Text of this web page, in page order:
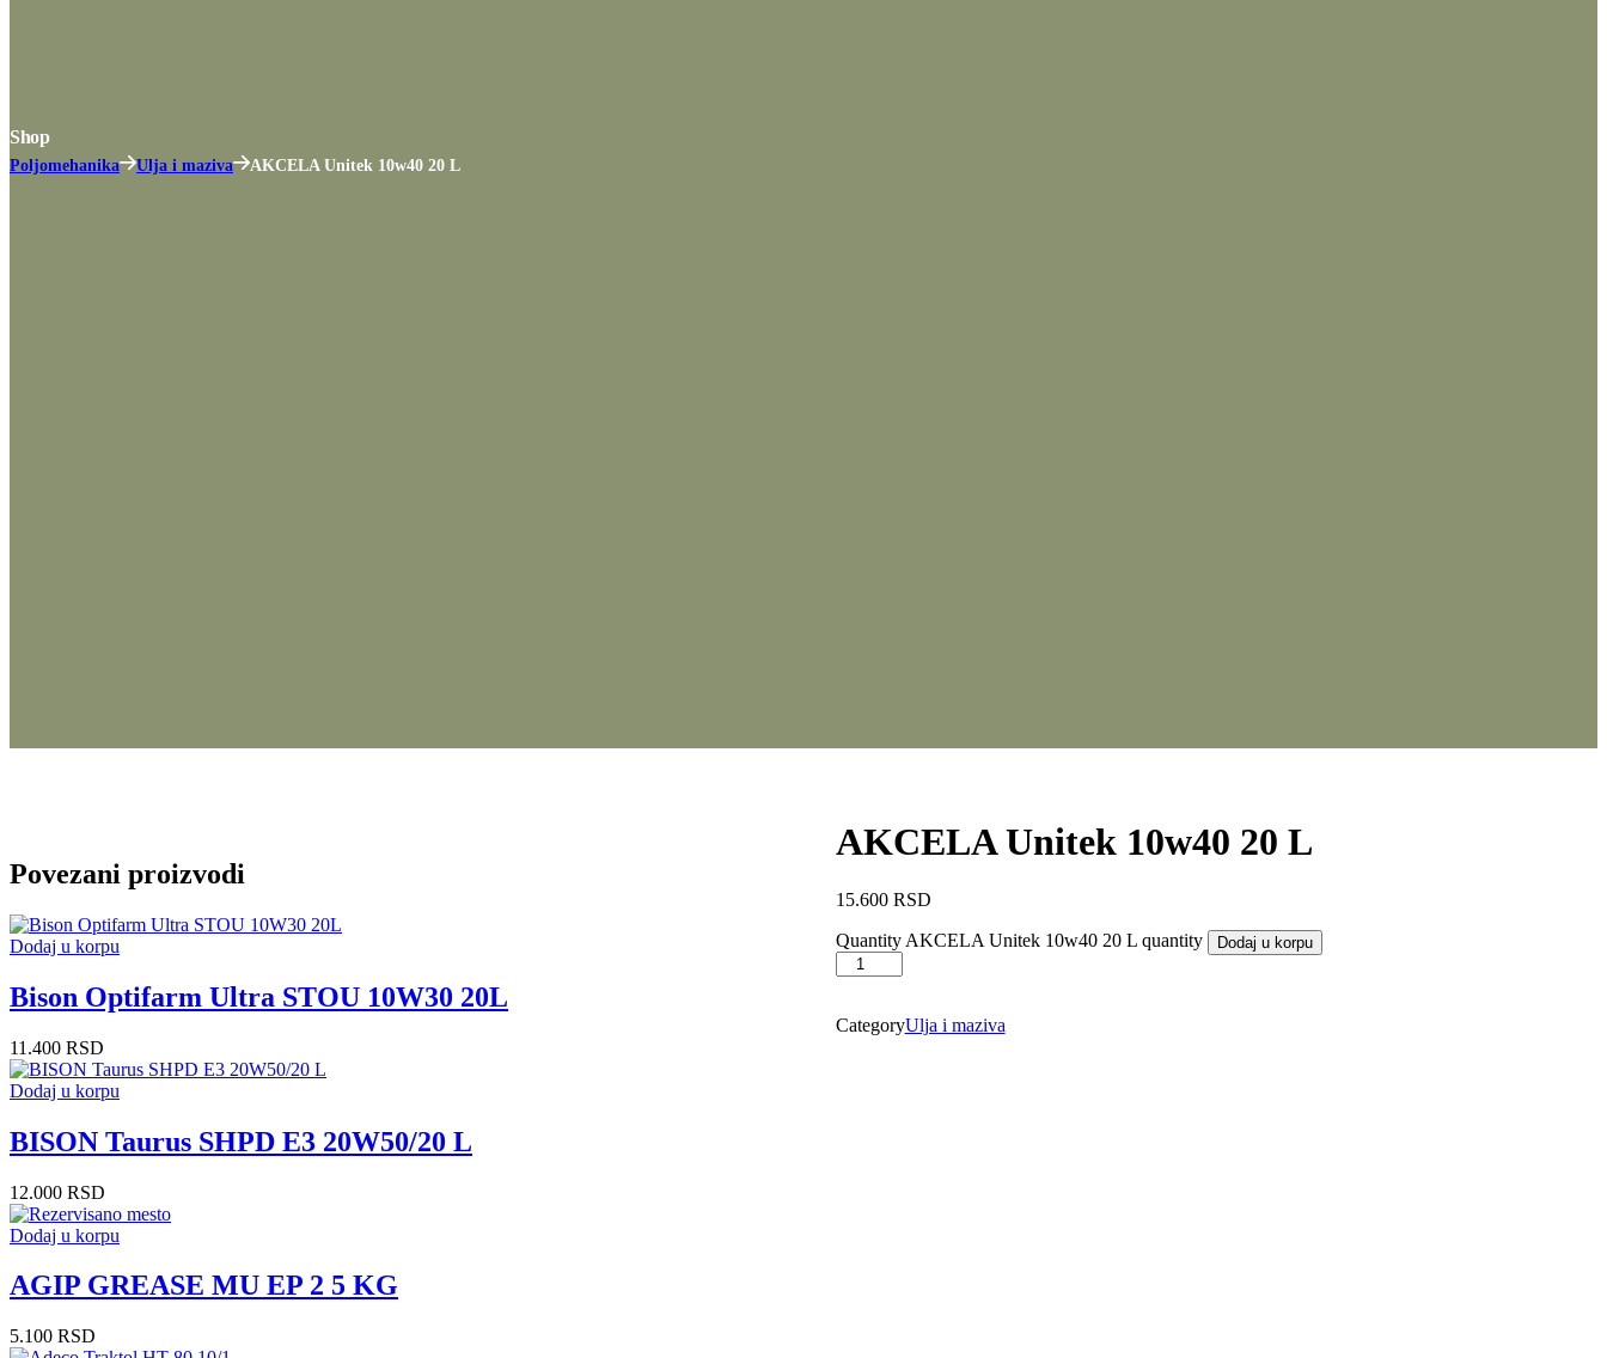
Shop
Poljomehanika Ulja i maziva AKCELA Unitek 10w40 20 L
AKCELA Unitek 10w40 20 L
15.600 RSD
Quantity AKCELA Unitek 10w40 20 L quantity Dodaj u korpu
CategoryUlja i maziva
Povezani proizvodi
Dodaj u korpu
Bison Optifarm Ultra STOU 10W30 20L
11.400 RSD
Dodaj u korpu
BISON Taurus SHPD E3 20W50/20 L
12.000 RSD
Dodaj u korpu
AGIP GREASE MU EP 2 5 KG
5.100 RSD